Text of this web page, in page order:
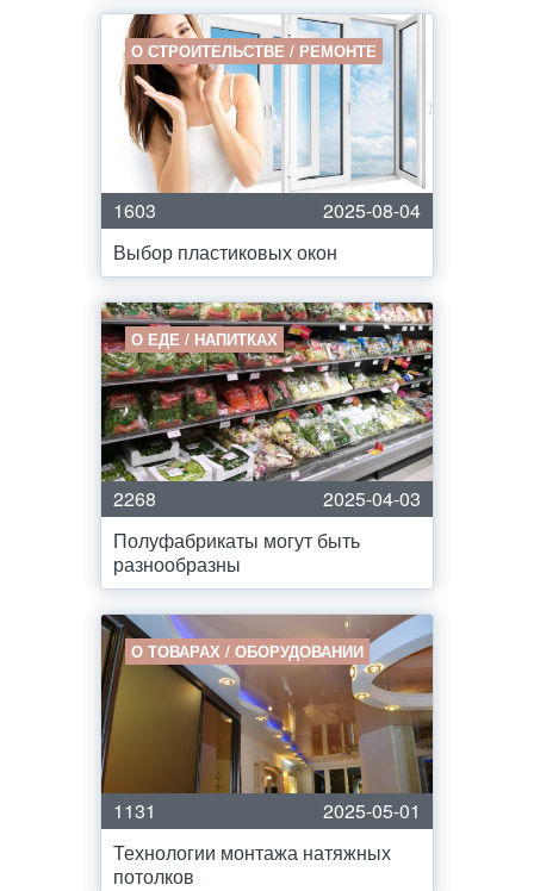
О СТРОИТЕЛЬСТВЕ / РЕМОНТЕ
1603
2025-08-04
Выбор пластиковых окон
О ЕДЕ / НАПИТКАХ
2268
2025-04-03
Полуфабрикаты могут быть
разнообразны
О ТОВАРАХ / ОБОРУДОВАНИИ
1131
2025-05-01
Технологии монтажа натяжных
потолков